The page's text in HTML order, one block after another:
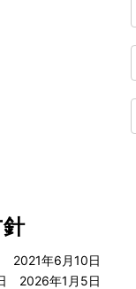
2021年6月10日
2026年1月5日